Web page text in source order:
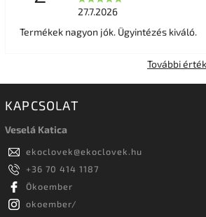
27.7.2026
Termékek nagyon jók. Ügyintézés kiváló.
További
KAPCSOLAT
Veselá Katica
ekoclovek@ekoclovek.hu
+36 70 414 1187
Ökoember
okoember/